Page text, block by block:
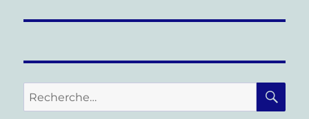
Recherche
pour :